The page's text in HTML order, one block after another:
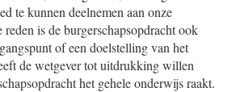
te kunnen deelnemen aan onze
is de burgerschapsopdracht ook
of een doelstelling van het
de wetgever tot uitdrukking willen
het gehele onderwijs raakt.